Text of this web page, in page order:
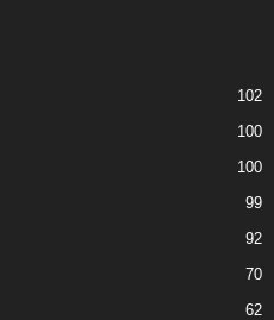
102
100
100
99
92
70
62